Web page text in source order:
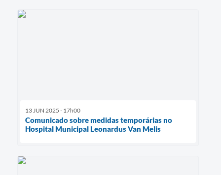
13 JUN 2025 - 17h00
Comunicado sobre medidas temporárias no
Hospital Municipal Leonardus Van Melis